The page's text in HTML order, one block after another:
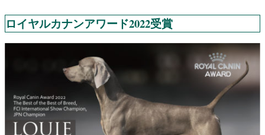
ロイヤルカナンアワード2022受賞